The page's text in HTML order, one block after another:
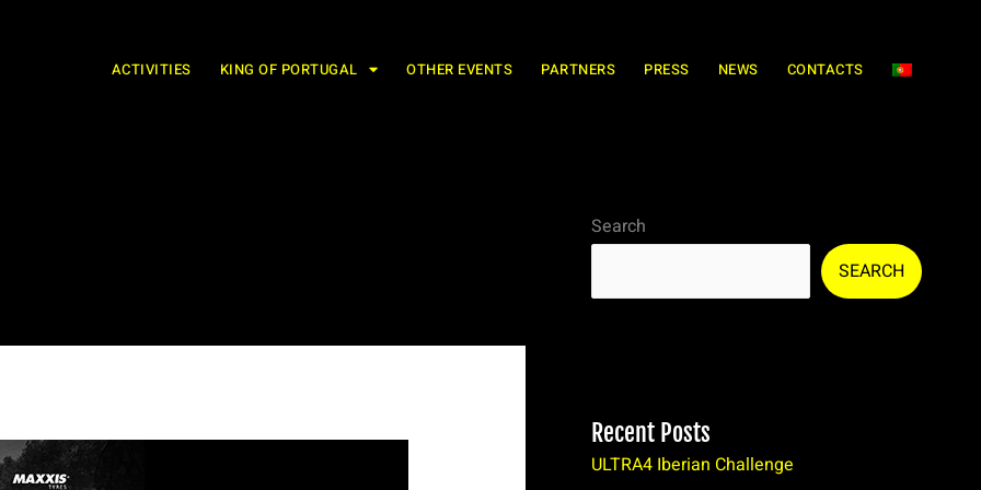
ACTIVITIES KING OF PORTUGAL OTHER EVENTS PARTNERS PRESS NEWS CONTACTS
Search
SEARCH
Recent Posts
ULTRA4 Iberian Challenge